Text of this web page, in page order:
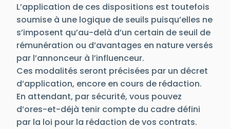
L’application de ces dispositions est toutefois
soumise à une logique de seuils puisqu’elles ne
s’imposent qu’au-delà d’un certain de seuil de
rémunération ou d’avantages en nature versés
par l’annonceur à l’influenceur.
Ces modalités seront précisées par un décret
d’application, encore en cours de rédaction.
En attendant, par sécurité, vous pouvez
d’ores-et-déjà tenir compte du cadre défini
par la loi pour la rédaction de vos contrats.